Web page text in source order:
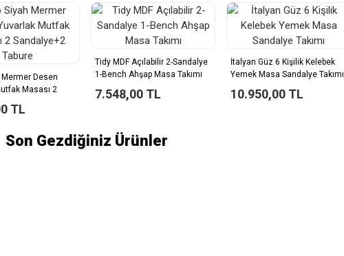
Desen
Masası 2
TL
Tidy MDF Açılabilir 2-Sandalye
1-Bench Ahşap Masa Takımı
7.548,00 TL
İtalyan Güz 6 Kişilik Kelebek
Yemek Masa Sandalye Takımı
10.950,00 TL
Son Gezdiğiniz Ürünler